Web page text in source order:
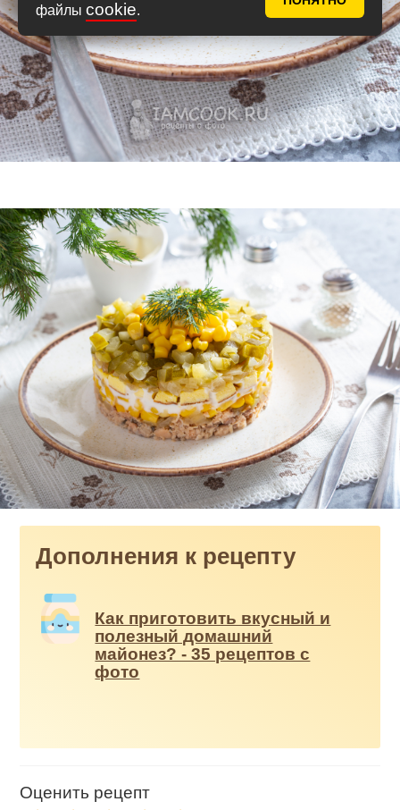
файлы cookie.
Дополнения к рецепту
Как приготовить вкусный и
полезный домашний
майонез? - 35 рецептов с
фото
Оценить рецепт